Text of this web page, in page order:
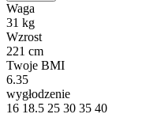
Waga
31 kg
Wzrost
221 cm
Twoje BMI
6.35
wygłodzenie
16 18.5 25 30 35 40